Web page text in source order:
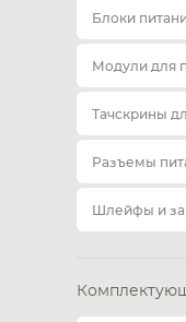
Блоки
Модули для
Тачскрины
Разъемы
Шлейфы и